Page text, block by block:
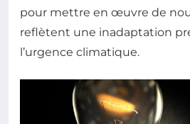
pour mettre en œuvre de
reflètent une inadaptation
l’urgence climatique.